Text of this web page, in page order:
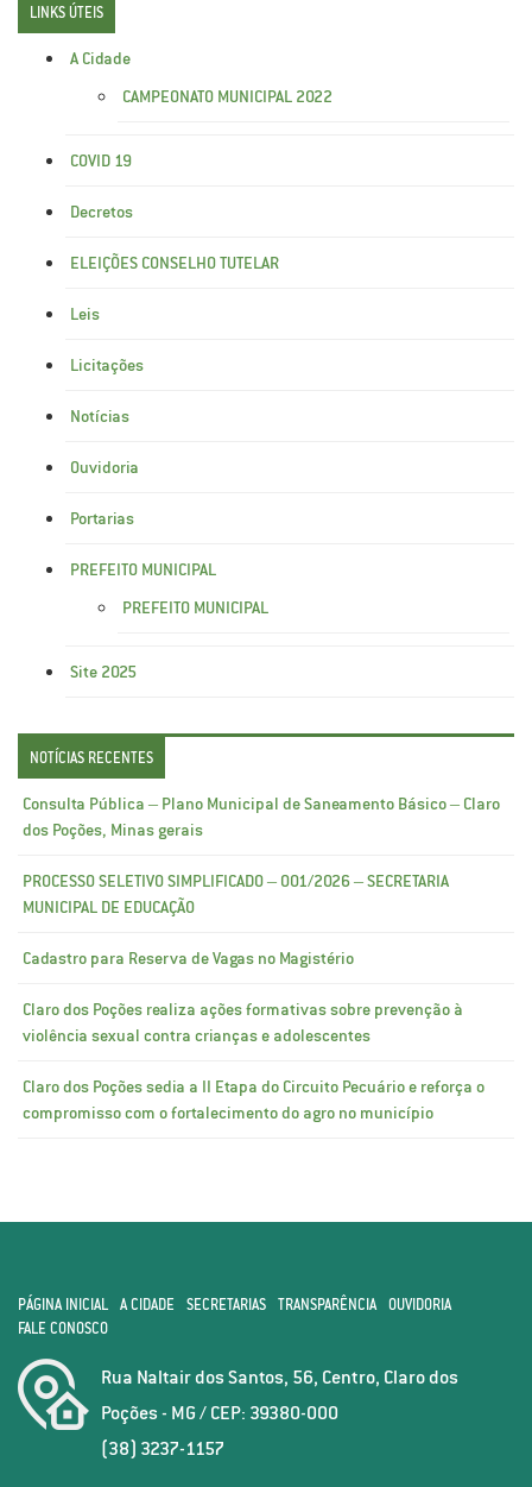
LINKS ÚTEIS
A Cidade
CAMPEONATO MUNICIPAL 2022
COVID 19
Decretos
ELEIÇÕES CONSELHO TUTELAR
Leis
Licitações
Notícias
Ouvidoria
Portarias
PREFEITO MUNICIPAL
PREFEITO MUNICIPAL
Site 2025
NOTÍCIAS RECENTES
Consulta Pública – Plano Municipal de Saneamento Básico – Claro
dos Poções, Minas gerais
PROCESSO SELETIVO SIMPLIFICADO – 001/2026 – SECRETARIA
MUNICIPAL DE EDUCAÇÃO
Cadastro para Reserva de Vagas no Magistério
Claro dos Poções realiza ações formativas sobre prevenção à
violência sexual contra crianças e adolescentes
Claro dos Poções sedia a II Etapa do Circuito Pecuário e reforça o
compromisso com o fortalecimento do agro no município
PÁGINA INICIAL A CIDADE SECRETARIAS TRANSPARÊNCIA
OUVIDORIA
FALE CONOSCO
Rua Naltair dos Santos, 56, Centro, Claro dos
Poções - MG / CEP: 39380-000
(38) 3237-1157